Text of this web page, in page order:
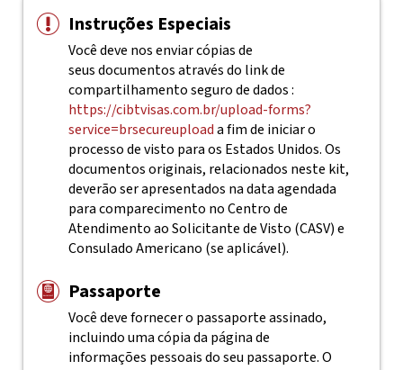
Instruções Especiais
Você deve nos enviar cópias de
seus documentos através do link de
compartilhamento seguro de dados :
https://cibtvisas.com.br/upload-forms?
service=brsecureuploada fim de iniciar o
processo de visto para os Estados Unidos. Os
documentos originais, relacionados neste kit,
deverão ser apresentados na data agendada
para comparecimento no Centro de
Atendimento ao Solicitante de Visto (CASV) e
Consulado Americano (se aplicável).
Passaporte
Você deve fornecer o passaporte assinado,
incluindo uma cópia da página de
informações pessoais do seu passaporte. O